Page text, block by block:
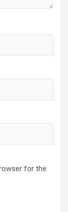
for the